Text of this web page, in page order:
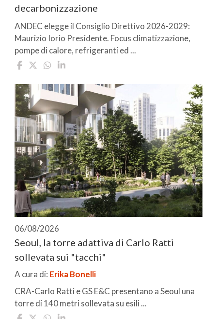
decarbonizzazione
ANDEC elegge il Consiglio Direttivo 2026-2029:
Maurizio Iorio Presidente. Focus climatizzazione,
pompe di calore, refrigeranti ed ...
06/08/2026
Seoul, la torre adattiva di Carlo Ratti
sollevata sui "tacchi"
A cura di: Erika Bonelli
CRA-Carlo Ratti e GS E&C presentano a Seoul una
torre di 140 metri sollevata su esili ...